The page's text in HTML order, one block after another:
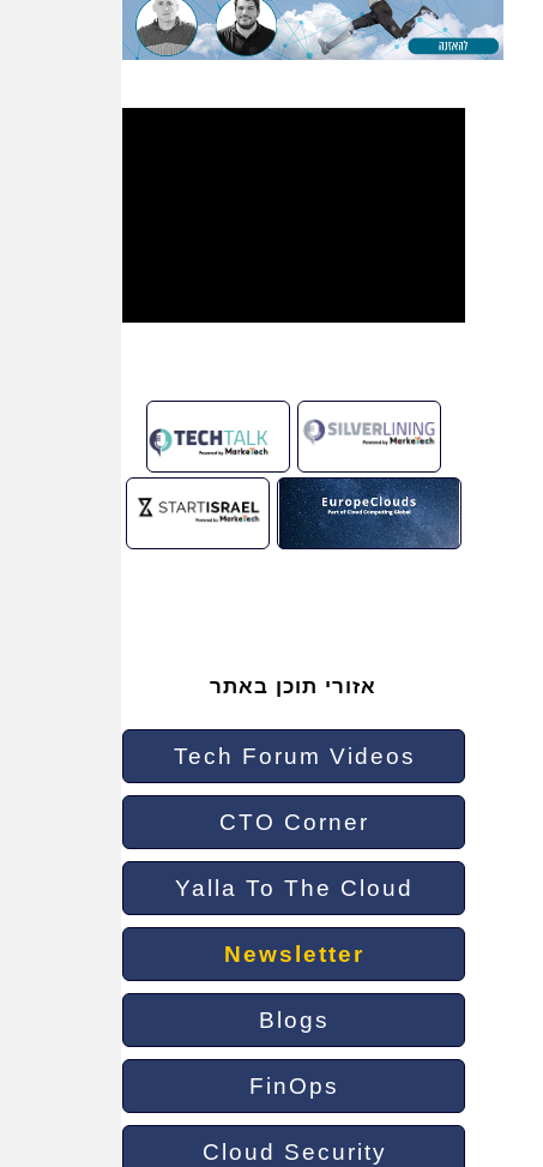
אזורי תוכן באתר
Tech Forum Videos
CTO Corner
Yalla To The Cloud
Newsletter
Blogs
FinOps
Cloud Security